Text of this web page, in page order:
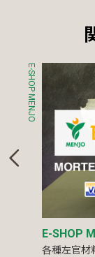
E-SHOP MENJO
E-SHOP
各種左官材